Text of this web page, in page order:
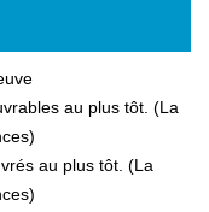
au plus tôt. (La
au plus tôt. (La